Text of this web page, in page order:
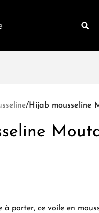
/Hijab mousseline
porter, ce voile en